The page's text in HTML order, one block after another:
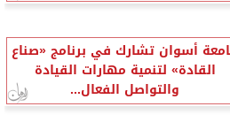
أسوان تشارك في برنامج «صناع
القادة» لتنمية مهارات القيادة
والتواصل الفعال...